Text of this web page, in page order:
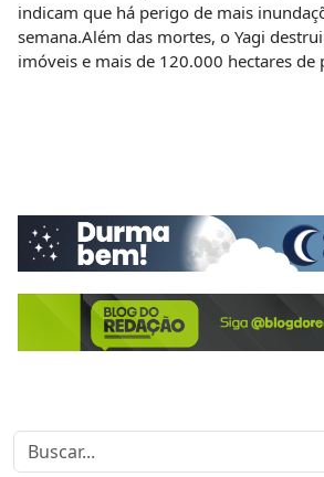
indicam que há perigo de mais
semana.Além das mortes, o Yagi
imóveis e mais de 120.000 hectares de